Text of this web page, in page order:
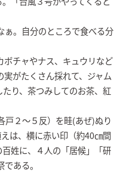
ぁ。自分のところで食べる分
チャやナス、キュウリなど
がたくさん採れて、ジャム
り、茶つみしてのお茶、紅
戸２～５反）を畦(あぜ)ぬり
は、横に赤い印（約40㎝間
姓に、４人の「居候」「研
ある。